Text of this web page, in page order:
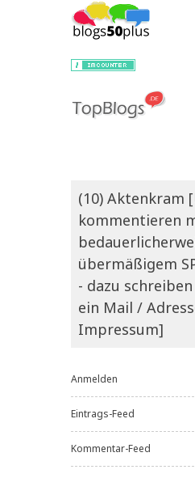
(10) Aktenkram
kommentieren
übermäßigem
- dazu
ein Mail /
Impressum]
Anmelden
Eintrags-Feed
Kommentar-Feed